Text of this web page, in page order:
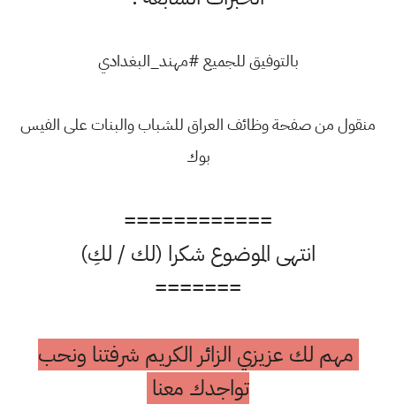
بالتوفيق للجميع #مهند_البغدادي
منقول من صفحة وظائف العراق للشباب والبنات على الفيس
بوك
============
انتهى الموضوع شكرا (لك / لكِ)
=======
مهم لك عزيزي الزائر الكريم شرفتنا ونحب
تواجدك معنا